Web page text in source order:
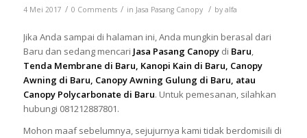
4 Mei 2017 / 0 Comments / in Jasa Pasang Canopy / by alfa
Jika Anda sampai di halaman ini, Anda mungkin berasal dari
Baru dan sedang mencari Jasa Pasang Canopy di Baru,
Tenda Membrane di Baru, Kanopi Kain di Baru, Canopy
Awning di Baru, Canopy Awning Gulung di Baru, atau
Canopy Polycarbonate di Baru. Untuk pemesanan, silahkan
hubungi 081212887801.
Mohon maaf sebelumnya, sejujurnya kami tidak berdomisili di